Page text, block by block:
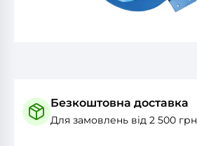
Безкоштовна доставка
Для замовлень від 2 500 грн